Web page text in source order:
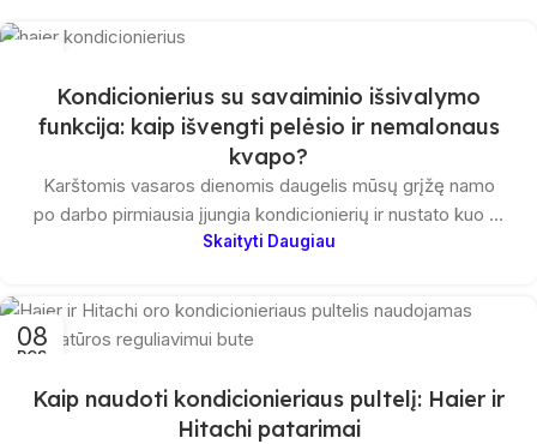
Kondicionierius su savaiminio išsivalymo
funkcija: kaip išvengti pelėsio ir nemalonaus
kvapo?
Karštomis vasaros dienomis daugelis mūsų grįžę namo
po darbo pirmiausia įjungia kondicionierių ir nustato kuo ...
Skaityti Daugiau
08
RGS
Kaip naudoti kondicionieriaus pultelį: Haier ir
Hitachi patarimai